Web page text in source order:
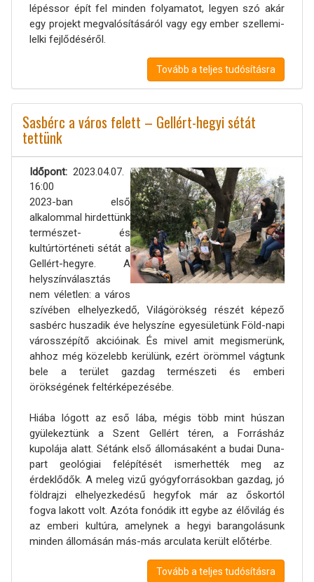
lépéssor épít fel minden folyamatot, legyen szó akár
egy projekt megvalósításáról vagy egy ember szellemi-
lelki fejlődéséről.
Tovább a teljes tudósításra
Sasbérc a város felett – Gellért-hegyi sétát
tettünk
Időpont
2023.04.07.
16:00
2023-ban első
alkalommal hirdettünk
természet- és
kultúrtörténeti sétát a
Gellért-hegyre. A
helyszínválasztás
nem véletlen: a város
szívében elhelyezkedő, Világörökség részét képező
sasbérc huszadik éve helyszíne egyesületünk Föld-napi
városszépítő akcióinak. És mivel amit megismerünk,
ahhoz még közelebb kerülünk, ezért örömmel vágtunk
bele a terület gazdag természeti és emberi
örökségének feltérképezésébe.
Hiába lógott az eső lába, mégis több mint húszan
gyülekeztünk a Szent Gellért téren, a Forrásház
kupolája alatt. Sétánk első állomásaként a budai Duna-
part geológiai felépítését ismerhették meg az
érdeklődők. A meleg vizű gyógyforrásokban gazdag, jó
földrajzi elhelyezkedésű hegyfok már az őskortól
fogva lakott volt. Azóta fonódik itt egybe az élővilág és
az emberi kultúra, amelynek a hegyi barangolásunk
minden állomásán más-más arculata került előtérbe.
Tovább a teljes tudósításra